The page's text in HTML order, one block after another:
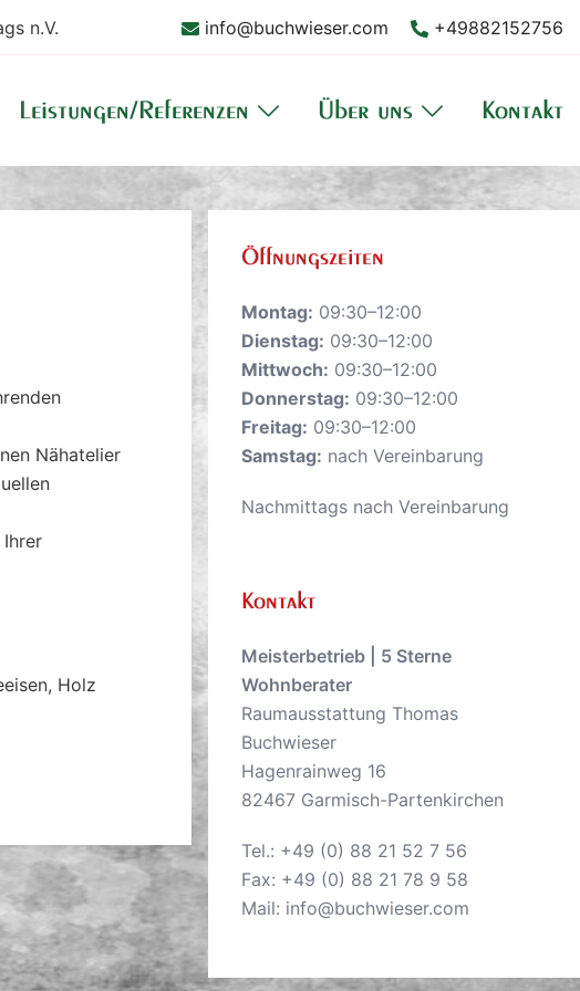
n.V. info@buchwieser.com +49882152756
Leistungen/Referenzen Über uns Kontakt
Nähatelier
Ihrer
Holz
Öffnungszeiten
Montag: 09:30–12:00
Dienstag: 09:30–12:00
Mittwoch: 09:30–12:00
Donnerstag: 09:30–12:00
Freitag: 09:30–12:00
Samstag: nach Vereinbarung
Nachmittags nach Vereinbarung
Kontakt
Meisterbetrieb | 5 Sterne
Wohnberater
Raumausstattung Thomas
Buchwieser
Hagenrainweg 16
82467 Garmisch-Partenkirchen
Tel.: +49 (0) 88 21 52 7 56
Fax: +49 (0) 88 21 78 9 58
Mail: info@buchwieser.com